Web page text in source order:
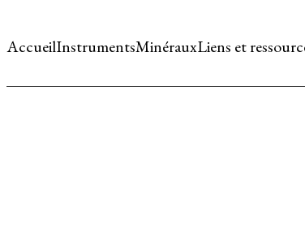
AccueilInstrumentsMinérauxLiens et